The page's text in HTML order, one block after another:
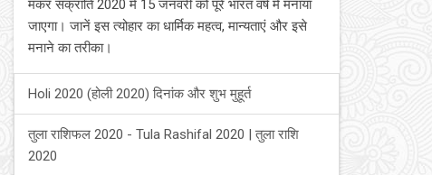
मकर संक्रांति 2020 में 15 जनवरी को पूरे भारत वर्ष में मनाया
जाएगा। जानें इस त्योहार का धार्मिक महत्व, मान्यताएं और इसे
मनाने का तरीका।
Holi 2020 (होली 2020) दिनांक और शुभ मुहूर्त
तुला राशिफल 2020 - Tula Rashifal 2020 | तुला राशि
2020